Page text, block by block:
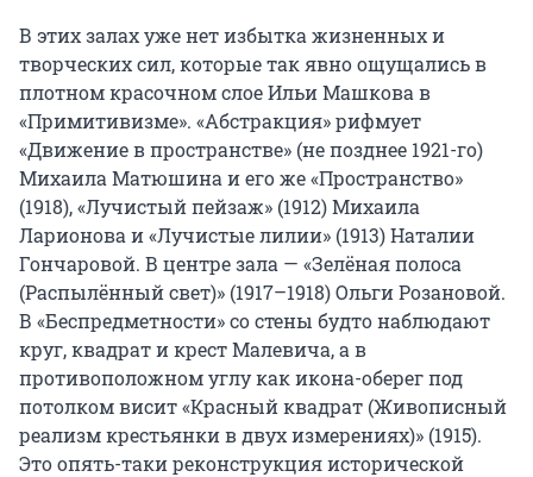
В этих залах уже нет избытка жизненных и
творческих сил, которые так явно ощущались в
плотном красочном слое Ильи Машкова в
«Примитивизме». «Абстракция» рифмует
«Движение в пространстве» (не позднее 1921-го)
Михаила Матюшина и его же «Пространство»
(1918), «Лучистый пейзаж» (1912) Михаила
Ларионова и «Лучистые лилии» (1913) Наталии
Гончаровой. В центре зала — «Зелёная полоса
(Распылённый свет)» (1917–1918) Ольги Розановой.
В «Беспредметности» со стены будто наблюдают
круг, квадрат и крест Малевича, а в
противоположном углу как икона-оберег под
потолком висит «Красный квадрат (Живописный
реализм крестьянки в двух измерениях)» (1915).
Это опять-таки реконструкция исторической